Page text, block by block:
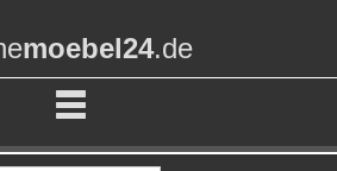
moebel24.de